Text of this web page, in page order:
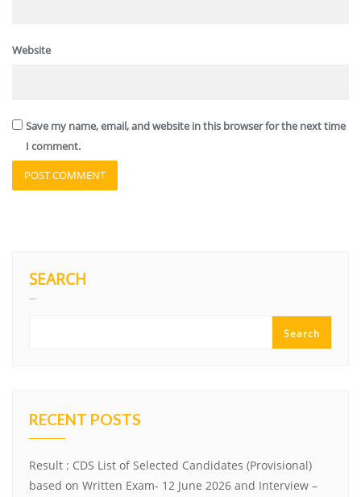
Website
Save my name, email, and website in this browser for the next time
I comment.
SEARCH
Search
RECENT POSTS
Result : CDS List of Selected Candidates (Provisional)
based on Written Exam- 12 June 2026 and Interview –